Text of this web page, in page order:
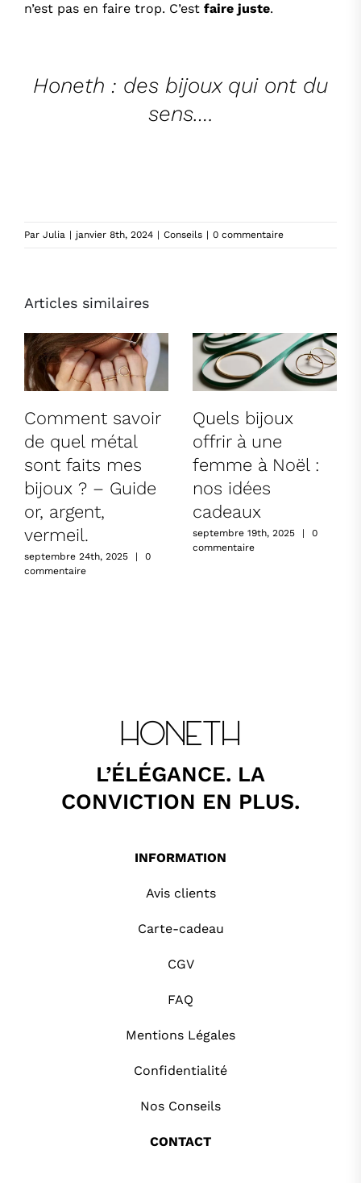
n’est pas en faire trop. C’est faire juste.
Honeth : des bijoux qui ont du
sens….
Par Julia | janvier 8th, 2024 | Conseils | 0 commentaire
Articles similaires
Comment savoir
de quel métal
sont faits mes
bijoux ? – Guide
or, argent,
vermeil.
septembre 24th, 2025 |
0
commentaire
Quels bijoux
offrir à une
femme à Noël :
nos idées
cadeaux
septembre 19th, 2025 |
0
commentaire
L’ÉLÉGANCE. LA
CONVICTION EN PLUS.
INFORMATION
Avis clients
Carte-cadeau
CGV
FAQ
Mentions Légales
Confidentialité
Nos Conseils
CONTACT